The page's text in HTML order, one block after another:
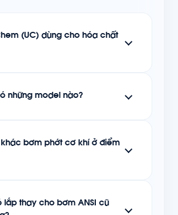
(UC) dùng cho hóa chất
những model nào?
khác bơm phớt cơ khí ở điểm
lắp thay cho bơm ANSI cũ